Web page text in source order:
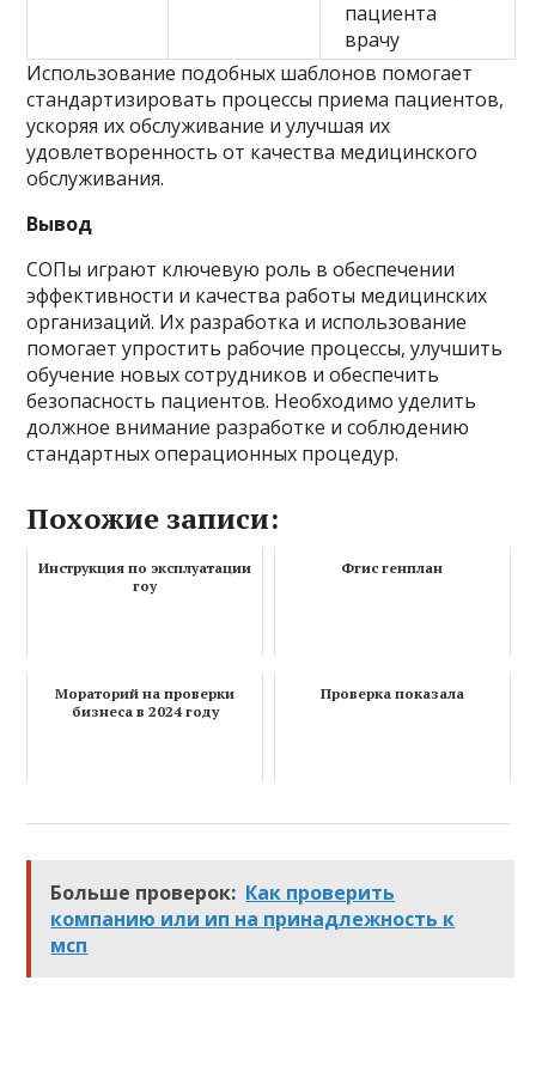
пациента
врачу
Использование подобных шаблонов помогает
стандартизировать процессы приема пациентов,
ускоряя их обслуживание и улучшая их
удовлетворенность от качества медицинского
обслуживания.
Вывод
СОПы играют ключевую роль в обеспечении
эффективности и качества работы медицинских
организаций. Их разработка и использование
помогает упростить рабочие процессы, улучшить
обучение новых сотрудников и обеспечить
безопасность пациентов. Необходимо уделить
должное внимание разработке и соблюдению
стандартных операционных процедур.
Похожие записи:
Инструкция по эксплуатации
гоу
Фгис генплан
Мораторий на проверки
бизнеса в 2024 году
Проверка показала
Больше проверок: Как проверить
компанию или ип на принадлежность к
мсп